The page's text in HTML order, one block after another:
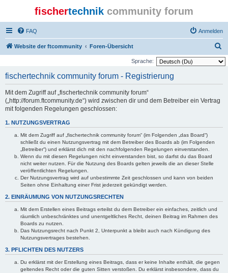
fischertechnik community forum
FAQ Anmelden
Website der ftcommunity Foren-Übersicht
u
Sprache:
fischertechnik community forum - Registrierung
Mit dem Zugriff auf „fischertechnik community forum“
(„http://forum.ftcommunity.de“) wird zwischen dir und dem Betreiber ein Vertrag
mit folgenden Regelungen geschlossen:
1. NUTZUNGSVERTRAG
Mit dem Zugriff auf „fischertechnik community forum“ (im Folgenden „das Board“)
schließt du einen Nutzungsvertrag mit dem Betreiber des Boards ab (im Folgenden
„Betreiber“) und erklärst dich mit den nachfolgenden Regelungen einverstanden.
Wenn du mit diesen Regelungen nicht einverstanden bist, so darfst du das Board
nicht weiter nutzen. Für die Nutzung des Boards gelten jeweils die an dieser Stelle
veröffentlichten Regelungen.
Der Nutzungsvertrag wird auf unbestimmte Zeit geschlossen und kann von beiden
Seiten ohne Einhaltung einer Frist jederzeit gekündigt werden.
2. EINRÄUMUNG VON NUTZUNGSRECHTEN
Mit dem Erstellen eines Beitrags erteilst du dem Betreiber ein einfaches, zeitlich und
räumlich unbeschränktes und unentgeltliches Recht, deinen Beitrag im Rahmen des
Boards zu nutzen.
Das Nutzungsrecht nach Punkt 2, Unterpunkt a bleibt auch nach Kündigung des
Nutzungsvertrages bestehen.
3. PFLICHTEN DES NUTZERS
Du erklärst mit der Erstellung eines Beitrags, dass er keine Inhalte enthält, die gegen
geltendes Recht oder die guten Sitten verstoßen. Du erklärst insbesondere, dass du